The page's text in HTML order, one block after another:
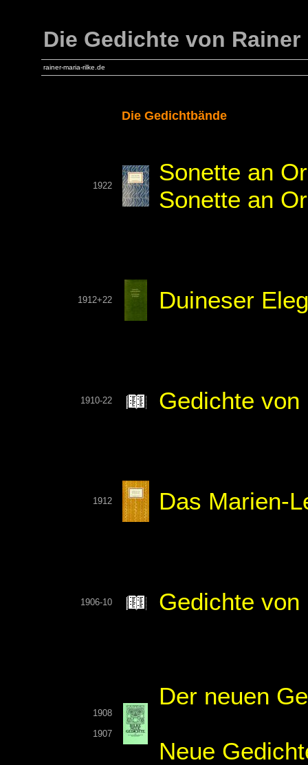
Die Gedichte von Rainer
rainer-maria-rilke.de
Die Gedichtbände
1922
Sonette an
Sonette an
1912+22 Duineser
1910-22 Gedichte
1912 Das Marien-
1906-10 Gedichte von
1908
1907
Der neuen
Neue